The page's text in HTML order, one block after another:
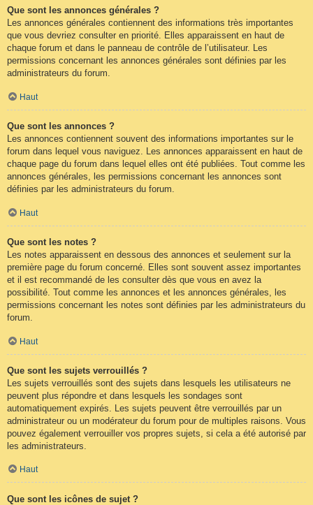
Que sont les annonces générales ?
Les annonces générales contiennent des informations très importantes
que vous devriez consulter en priorité. Elles apparaissent en haut de
chaque forum et dans le panneau de contrôle de l’utilisateur. Les
permissions concernant les annonces générales sont définies par les
administrateurs du forum.
Haut
Que sont les annonces ?
Les annonces contiennent souvent des informations importantes sur le
forum dans lequel vous naviguez. Les annonces apparaissent en haut de
chaque page du forum dans lequel elles ont été publiées. Tout comme les
annonces générales, les permissions concernant les annonces sont
définies par les administrateurs du forum.
Haut
Que sont les notes ?
Les notes apparaissent en dessous des annonces et seulement sur la
première page du forum concerné. Elles sont souvent assez importantes
et il est recommandé de les consulter dès que vous en avez la
possibilité. Tout comme les annonces et les annonces générales, les
permissions concernant les notes sont définies par les administrateurs du
forum.
Haut
Que sont les sujets verrouillés ?
Les sujets verrouillés sont des sujets dans lesquels les utilisateurs ne
peuvent plus répondre et dans lesquels les sondages sont
automatiquement expirés. Les sujets peuvent être verrouillés par un
administrateur ou un modérateur du forum pour de multiples raisons. Vous
pouvez également verrouiller vos propres sujets, si cela a été autorisé par
les administrateurs.
Haut
Que sont les icônes de sujet ?